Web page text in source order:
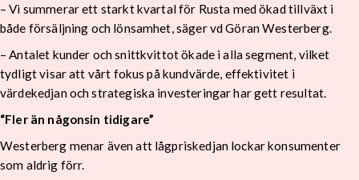
– Vi summerar ett starkt kvartal för Rusta med ökad tillväxt i
både försäljning och lönsamhet, säger vd Göran Westerberg.
– Antalet kunder och snittkvittot ökade i alla segment, vilket
tydligt visar att vårt fokus på kundvärde, effektivitet i
värdekedjan och strategiska investeringar har gett resultat.
“Fler än någonsin tidigare”
Westerberg menar även att lågpriskedjan lockar konsumenter
som aldrig förr.